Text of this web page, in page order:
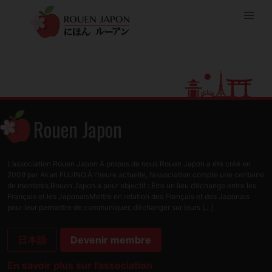
Rouen Japon
L’association Rouen Japon À propos de nous Rouen Japon a été créé en
2009 par Akari FUJINO.À l’heure actuelle, l’association compte une centaine
de membres.Rouen Japon a pour objectif : Être un lieu d’échange entre les
Français et les JaponaisMettre en relation des Français et des Japonais
pour leur permettre de communiquer, d’échanger sur leurs […]
日本語 Devenir membre
En savoir plus sur l'association